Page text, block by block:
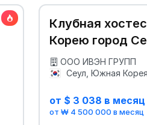
Клубная
Корею город
ООО ИВЭН ГРУПП
Сеул, Южная Корея
от $ 3 038 в месяц
от ₩ 4 500 000 в месяц